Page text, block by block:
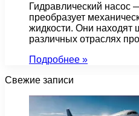
Гидравлический насос
преобразует
жидкости. Они находят
различных отраслях
Подробнее »
Свежие записи